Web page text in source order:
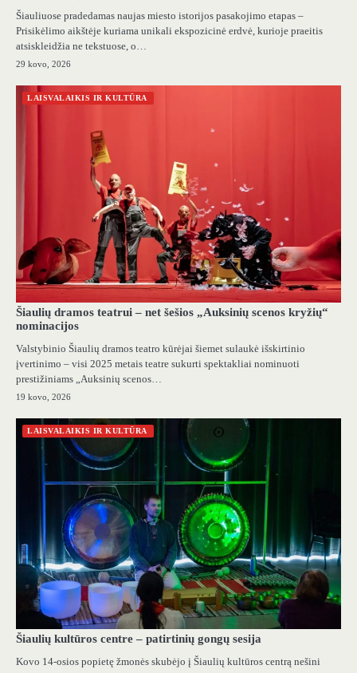
Šiauliuose pradedamas naujas miesto istorijos pasakojimo etapas –
Prisikėlimo aikštėje kuriama unikali ekspozicinė erdvė, kurioje praeitis
atsiskleidžia ne tekstuose, o…
29 kovo, 2026
LAISVALAIKIS IR KULTŪRA
Šiaulių dramos teatrui – net šešios „Auksinių scenos kryžių“
nominacijos
Valstybinio Šiaulių dramos teatro kūrėjai šiemet sulaukė išskirtinio
įvertinimo – visi 2025 metais teatre sukurti spektakliai nominuoti
prestižiniams „Auksinių scenos…
19 kovo, 2026
LAISVALAIKIS IR KULTŪRA
Šiaulių kultūros centre – patirtinių gongų sesija
Kovo 14-osios popietę žmonės skubėjo į Šiaulių kultūros centrą nešini